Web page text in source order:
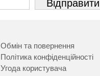
Обмін та повернення
Політика конфіденційності
Угода користувача